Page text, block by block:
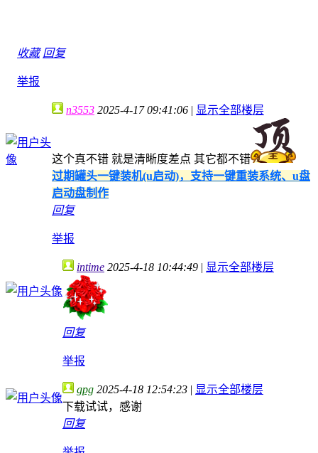
收藏 回复
举报
n3553 2025-4-17 09:41:06 | 显示全部楼层
这个真不错 就是清晰度差点 其它都不错
过期罐头一键装机(u启动)，支持一键重装系统、u盘
启动盘制作
回复
举报
intime 2025-4-18 10:44:49 | 显示全部楼层
回复
举报
gpg 2025-4-18 12:54:23 | 显示全部楼层
下载试试，感谢
回复